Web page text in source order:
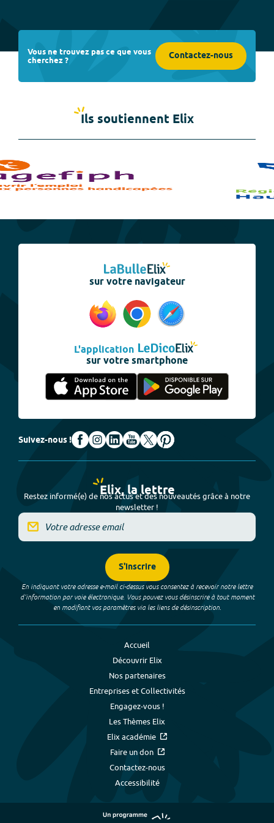
Vous ne trouvez pas ce que vous
cherchez ? Contactez-nous
Ils soutiennent Elix
sur votre navigateur
L'application
sur votre smartphone
Suivez-nous !
Elix, la lettre
Restez informé(e) de nos actus et des nouveautés grâce à notre
newsletter !
S'inscrire
En indiquant votre adresse e-mail ci-dessus vous consentez à recevoir notre lettre
d’information par voie électronique. Vous pouvez vous désinscrire à tout moment
en modifiant vos paramètres via les liens de désinscription.
Accueil
Découvrir Elix
Nos partenaires
Entreprises et Collectivités
Engagez-vous !
Les Thèmes Elix
Elix académie
Faire un don
Contactez-nous
Accessibilité